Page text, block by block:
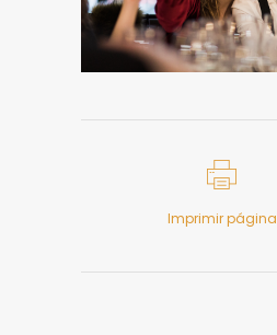
Imprimir página